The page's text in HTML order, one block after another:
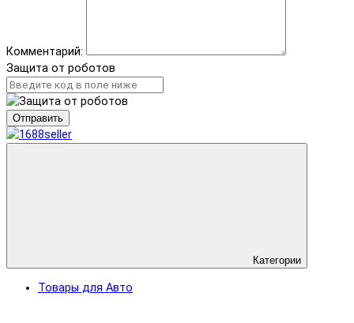
Комментарий:
Защита от роботов
Отправить
Категории
Товары для Авто